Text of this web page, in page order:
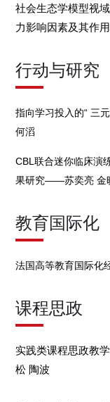
社会生态学模型视
力影响因素及其作
行动与研究
指向学习投入的“ 三
何滔
CBL联合迷你临床演
果研究——苏奕亮 金
教育国际化
法国高等教育国际
课程思政
实践类课程思政教
松 陶波